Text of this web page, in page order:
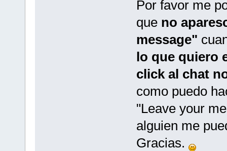
Por favor me
que no
message"
lo que quiero
click al chat
como puedo
"Leave your
alguien me
Gracias.